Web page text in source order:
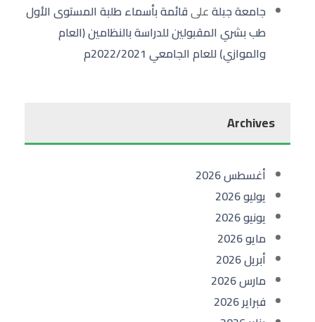
جامعة جبلةعلىقائمة بأسماء طلبة المستوى الأول
طب بشري المقبولين للدراسة بالنظامين (العام
والموازي) للعام الجامعي 2022/2021م
Archives
أغسطس 2026
يوليو 2026
يونيو 2026
مايو 2026
أبريل 2026
مارس 2026
فبراير 2026